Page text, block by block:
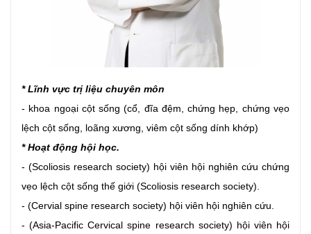
* Lĩnh vực trị liệu chuyên môn
- khoa ngoại cột sống (cổ, đĩa đệm, chứng hẹp, chứng vẹo
lệch cột sống, loãng xương, viêm cột sống dính khớp)
* Hoạt động hội học.
- (Scoliosis research society) hội viên hội nghiên cứu chứng
vẹo lệch cột sống thế giới (Scoliosis research society).
- (Cervial spine research society) hội viên hội nghiên cứu.
- (Asia-Pacific Cervical spine research society) hội viên hội